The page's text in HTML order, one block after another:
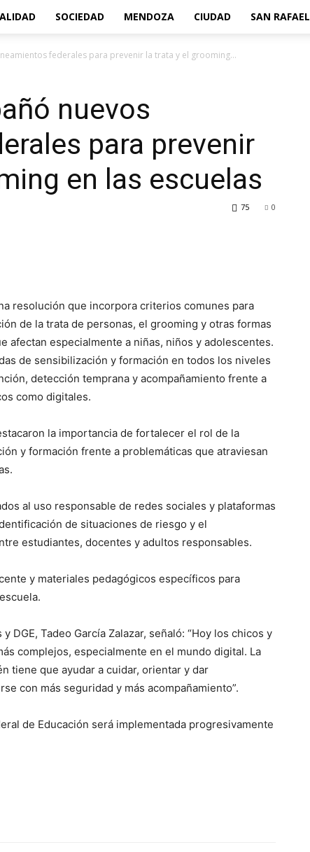
SOCIEDAD MENDOZA CIUDAD SAN RAFAEL
federales para prevenir la trata y el grooming...
nuevos
para prevenir
en las escuelas
0
75
resolución que incorpora criterios comunes para
de la trata de personas, el grooming y otras formas
afectan especialmente a niñas, niños y adolescentes.
de sensibilización y formación en todos los niveles
detección temprana y acompañamiento frente a
como digitales.
la importancia de fortalecer el rol de la
y formación frente a problemáticas que atraviesan
al uso responsable de redes sociales y plataformas
de situaciones de riesgo y el
estudiantes, docentes y adultos responsables.
y materiales pedagógicos específicos para
DGE, Tadeo García Zalazar, señaló: “Hoy los chicos y
complejos, especialmente en el mundo digital. La
tiene que ayudar a cuidar, orientar y dar
con más seguridad y más acompañamiento”.
de Educación será implementada progresivamente